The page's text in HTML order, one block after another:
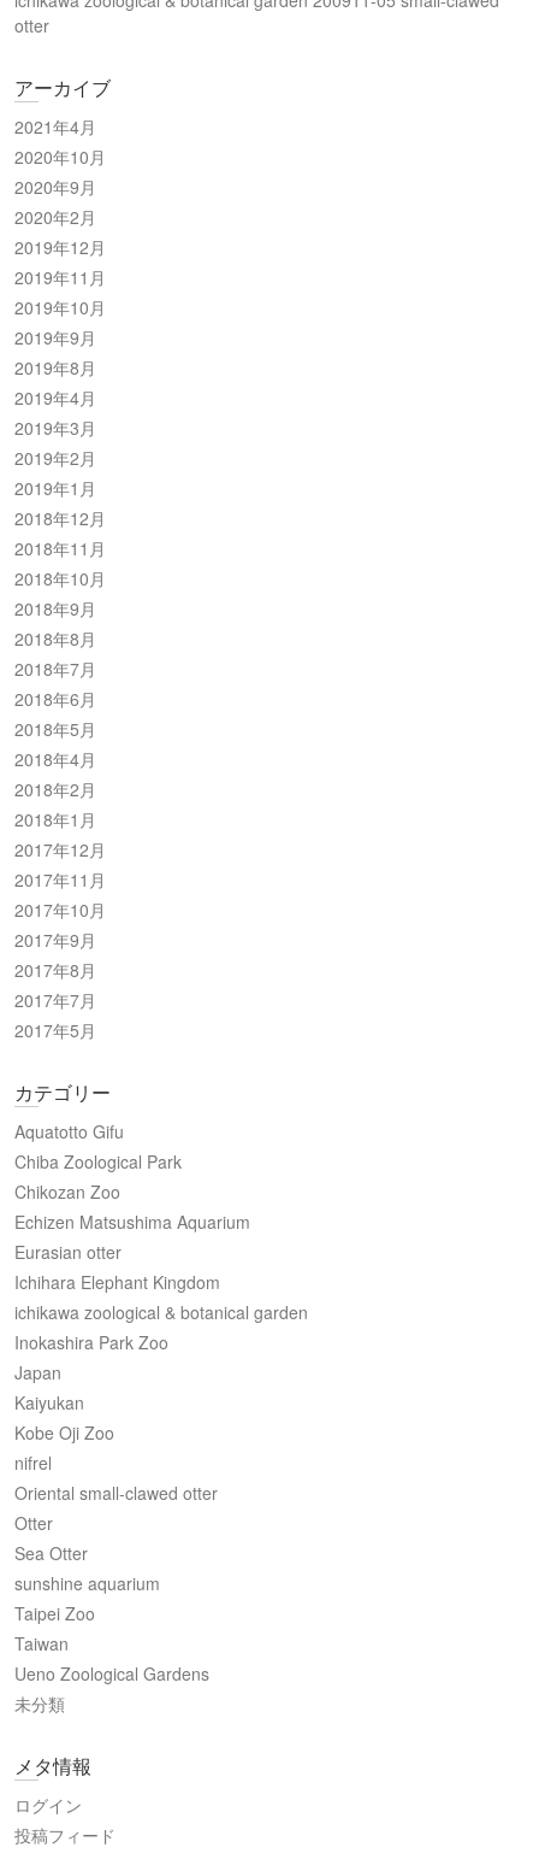
otter
アーカイブ
2021年4月
2020年10月
2020年9月
2020年2月
2019年12月
2019年11月
2019年10月
2019年9月
2019年8月
2019年4月
2019年3月
2019年2月
2019年1月
2018年12月
2018年11月
2018年10月
2018年9月
2018年8月
2018年7月
2018年6月
2018年5月
2018年4月
2018年2月
2018年1月
2017年12月
2017年11月
2017年10月
2017年9月
2017年8月
2017年7月
2017年5月
カテゴリー
Aquatotto Gifu
Chiba Zoological Park
Chikozan Zoo
Echizen Matsushima Aquarium
Eurasian otter
Ichihara Elephant Kingdom
ichikawa zoological & botanical garden
Inokashira Park Zoo
Japan
Kaiyukan
Kobe Oji Zoo
nifrel
Oriental small-clawed otter
Otter
Sea Otter
sunshine aquarium
Taipei Zoo
Taiwan
Ueno Zoological Gardens
未分類
メタ情報
ログイン
投稿フィード